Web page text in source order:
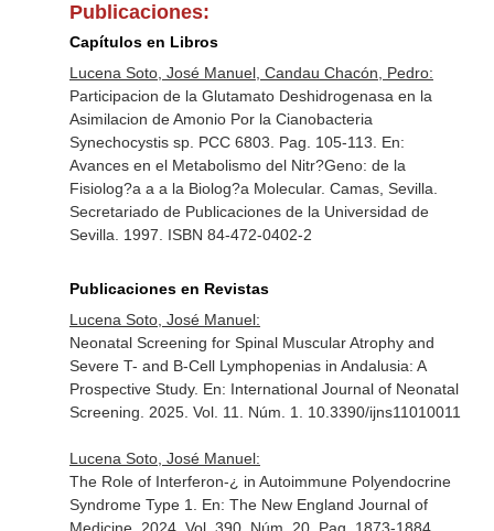
Publicaciones:
Capítulos en Libros
Lucena Soto, José Manuel, Candau Chacón, Pedro:
Participacion de la Glutamato Deshidrogenasa en la
Asimilacion de Amonio Por la Cianobacteria
Synechocystis sp. PCC 6803. Pag. 105-113. En:
Avances en el Metabolismo del Nitr?Geno: de la
Fisiolog?a a a la Biolog?a Molecular. Camas, Sevilla.
Secretariado de Publicaciones de la Universidad de
Sevilla. 1997. ISBN 84-472-0402-2
Publicaciones en Revistas
Lucena Soto, José Manuel:
Neonatal Screening for Spinal Muscular Atrophy and
Severe T- and B-Cell Lymphopenias in Andalusia: A
Prospective Study. En: International Journal of Neonatal
Screening . 2025. Vol. 11. Núm. 1. 10.3390/ijns11010011
Lucena Soto, José Manuel:
The Role of Interferon-¿ in Autoimmune Polyendocrine
Syndrome Type 1. En: The New England Journal of